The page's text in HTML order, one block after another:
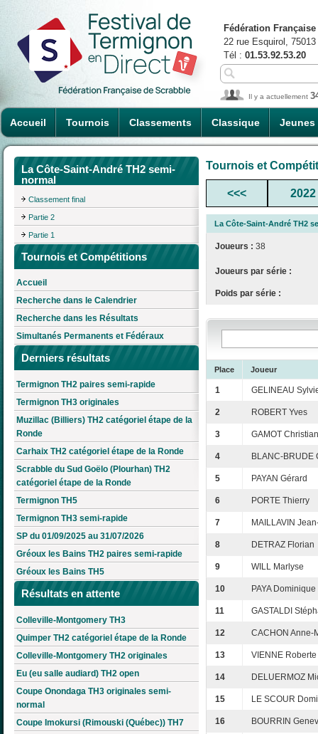
Accueil Tournois Classements Classique Jeunes
Fédération
22 rue Esquirol,
Tél : 01.53.92.53.20
Il y a actuellement
La Côte-Saint-André TH2 semi-
normal
Classement final
Partie 2
Partie 1
Tournois et Compétitions
Accueil
Recherche dans le Calendrier
Recherche dans les Résultats
Simultanés Permanents et Fédéraux
Derniers résultats
Termignon TH2 paires semi-rapide
Termignon TH3 originales
Muzillac (Billiers) TH2 catégoriel étape de la
Ronde
Carhaix TH2 catégoriel étape de la Ronde
Scrabble du Sud Goëlo (Plourhan) TH2
catégoriel étape de la Ronde
Termignon TH5
Termignon TH3 semi-rapide
SP du 01/09/2025 au 31/07/2026
Gréoux les Bains TH2 paires semi-rapide
Gréoux les Bains TH5
Résultats en attente
Colleville-Montgomery TH3
Quimper TH2 catégoriel étape de la Ronde
Colleville-Montgomery TH2 originales
Eu (eu salle audiard) TH2 open
Coupe Onondaga TH3 originales semi-
normal
Coupe Imokursi (Rimouski (Québec)) TH7
Tournois et
<<< 2022
La Côte-Saint-André TH2
Joueurs : 38
Joueurs par série :
Poids par série :
Place Joueur
1 GELINEAU
2 ROBERT Yves
3 GAMOT
4 BLANC-BRUDE
5 PAYAN Gérard
6 PORTE Thierry
7 MAILLAVIN
8 DETRAZ Florian
9 WILL Marlyse
10 PAYA Dominique
11 GASTALDI
12 CACHON Anne-
13 VIENNE Roberte
14 DELUERMOZ
15 LE SCOUR
16 BOURRIN